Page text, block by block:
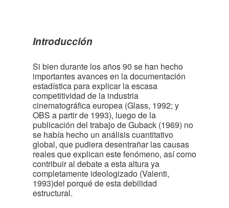
Introducción
Si bien durante los años 90 se han hecho
importantes avances en la documentación
estadística para explicar la escasa
competitividad de la industria
cinematográfica europea (Glass, 1992; y
OBS a partir de 1993), luego de la
publicación del trabajo de Guback (1969) no
se había hecho un análisis cuantitativo
global, que pudiera desentrañar las causas
reales que explican este fenómeno, así como
contribuir al debate a esta altura ya
completamente ideologizado (Valenti,
1993)del porqué de esta debilidad
estructural.